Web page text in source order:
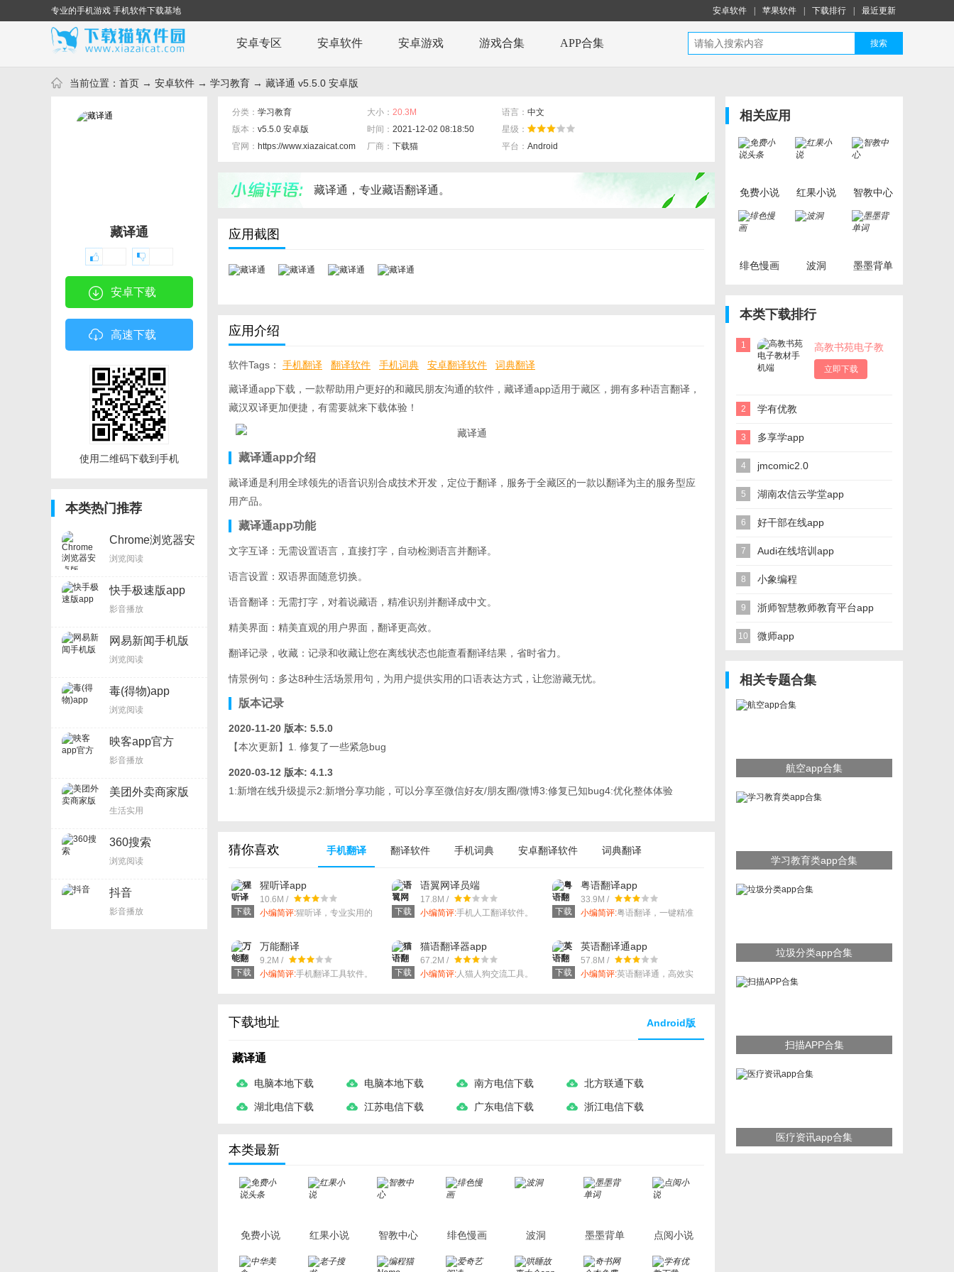
专业的手机游戏 手机软件下载基地 安卓软件 苹果软件 下载排行 最近更新
安卓专区 安卓软件 安卓游戏 游戏合集 APP合集 搜索
当前位置： 首页 → 安卓软件 → 学习教育 → 藏译通 v5.5.0 安卓版
藏译通
安卓下载
高速下载
使用二维码下载到手机
本类热门推荐
Chrome浏览器安
卓版
浏览阅读
快手极速版app
影音播放
网易新闻手机版
浏览阅读
毒(得物)app
浏览阅读
映客app官方
影音播放
美团外卖商家版
生活实用
360搜索
浏览阅读
抖音
影音播放
分类： 学习教育 大小： 20.3M 语言： 中文
版本： v5.5.0 安卓版 时间： 2021-12-02 08:18:50
星级：
官网： https://www.xiazaicat.com 厂商： 下载猫 平台： Android
藏译通，专业藏语翻译通。
应用截图
应用介绍
软件Tags： 手机翻译 翻译软件 手机词典 安卓翻译软件 词典翻译
藏译通app下载，一款帮助用户更好的和藏民朋友沟通的软件，藏译通app适用于藏区，拥有多种语言翻译，
藏汉双译更加便捷，有需要就来下载体验！
藏译通app介绍
藏译通是利用全球领先的语音识别合成技术开发，定位于翻译，服务于全藏区的一款以翻译为主的服务型应
用产品。
藏译通app功能
文字互译：无需设置语言，直接打字，自动检测语言并翻译。
语言设置：双语界面随意切换。
语音翻译：无需打字，对着说藏语，精准识别并翻译成中文。
精美界面：精美直观的用户界面，翻译更高效。
翻译记录，收藏：记录和收藏让您在离线状态也能查看翻译结果，省时省力。
情景例句：多达8种生活场景用句，为用户提供实用的口语表达方式，让您游藏无忧。
版本记录
2020-11-20 版本: 5.5.0
【本次更新】1. 修复了一些紧急bug
2020-03-12 版本: 4.1.3
1:新增在线升级提示2:新增分享功能，可以分享至微信好友/朋友圈/微博3:修复已知bug4:优化整体体验
猜你喜欢 手机翻译 翻译软件 手机词典 安卓翻译软件 词典翻译
下载
猩听译app
10.6M /
小编简评:猩听译，专业实用的
下载
语翼网译员端
17.8M /
小编简评:手机人工翻译软件。 下载
粤语翻译app
33.9M /
小编简评:粤语翻译，一键精准
下载
万能翻译
9.2M /
小编简评:手机翻译工具软件。 下载
猫语翻译器app
67.2M /
小编简评:人猫人狗交流工具。 下载
英语翻译通app
57.8M /
小编简评:英语翻译通，高效实
下载地址 Android版
藏译通
电脑本地下载 电脑本地下载 南方电信下载 北方联通下载
湖北电信下载 江苏电信下载 广东电信下载 浙江电信下载
本类最新
免费小说
红果小说 智教中心 绯色慢画 波洞
墨墨背单
点阅小说
相关应用
免费小说
头条
红果小说 智教中心
绯色慢画 波洞
墨墨背单
本类下载排行
1
高教书苑电子教
材手机端
立即下载
2 学有优教
3 多享学app
4 jmcomic2.0
5 湖南农信云学堂app
6 好干部在线app
7 Audi在线培训app
8 小象编程
9 浙师智慧教师教育平台app
10 微师app
相关专题合集
航空app合集
学习教育类app合集
垃圾分类app合集
扫描APP合集
医疗资讯app合集